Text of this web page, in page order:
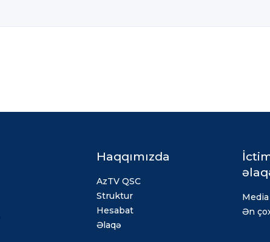
Haqqımızda
AzTV QSC
Struktur
Hesabat
Əlaqə
Media
Ən